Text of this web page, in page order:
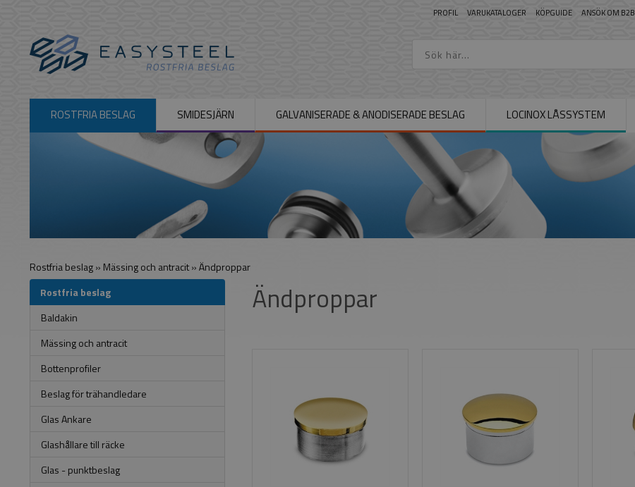
PROFIL VARUKATALOGER KÖPGUIDE ANSÖK OM B2B
ROSTFRIA BESLAG SMIDESJÄRN GALVANISERADE & ANODISERADE BESLAG LOCINOX LÅSSYSTEM
Rostfria beslag» Mässing och antracit»Ändproppar
Rostfria beslag
Baldakin
Mässing och antracit
Bottenprofiler
Beslag för trähandledare
Glas Ankare
Glashållare till räcke
Glas - punktbeslag
Ändproppar